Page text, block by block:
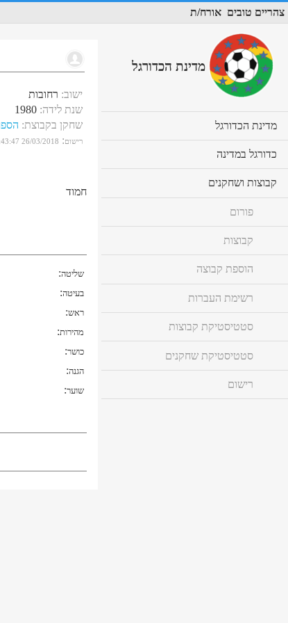
צהריים טובים אורח/ת
ישוב: רחובות
שנת לידה:
1980
שחקן בקבוצת:
רישום:
26/03/2018 14:43:47
חמוד
שליטה:
בעיטה:
ראש:
מהירות:
כושר:
הגנה:
שוער:
מדינת הכדורגל
מדינת הכדורגל
to
כדורגל במדינה
to
קבוצות ושחקנים
to
פורום
קבוצות
הוספת קבוצה
רשימת העברות
סטטיסטיקת קבוצות
סטטיסטיקת שחקנים
רישום